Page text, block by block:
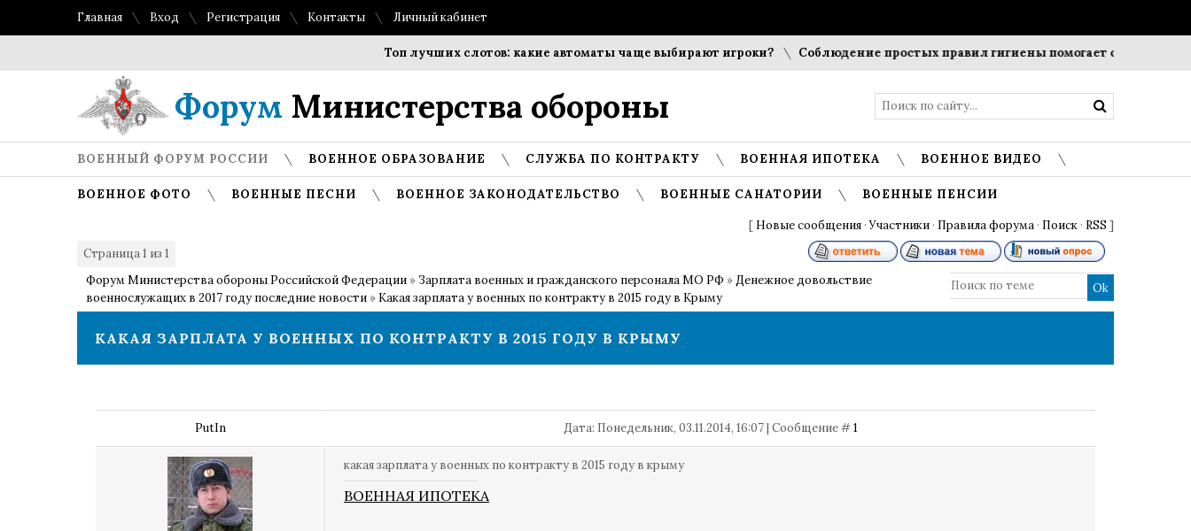
Главная Вход Регистрация Контакты Личный кабинет
Топ лучших слотов: какие автоматы чаще выбирают игроки? Соблюдение простых правил гигиены помогает сохранить
Форум Министерства обороны
ВОЕННЫЙ ФОРУМ РОССИИ ВОЕННОЕ ОБРАЗОВАНИЕ СЛУЖБА ПО КОНТРАКТУ ВОЕННАЯ ИПОТЕКА ВОЕННОЕ ВИДЕО
ВОЕННОЕ ФОТО ВОЕННЫЕ ПЕСНИ ВОЕННОЕ ЗАКОНОДАТЕЛЬСТВО ВОЕННЫЕ САНАТОРИИ ВОЕННЫЕ ПЕНСИИ
[ Новые сообщения ·Участники · Правила форума · Поиск · RSS ]
Страница1 из 1
Форум Министерства обороны Российской Федерации » Зарплата военных и гражданского персонала МО РФ »Денежное довольствие
военнослужащих в 2017 году последние новости » Какая зарплата у военных по контракту в 2015 году в Крыму
КАКАЯ ЗАРПЛАТА У ВОЕННЫХ ПО КОНТРАКТУ В 2015 ГОДУ В КРЫМУ
PutIn Дата: Понедельник, 03.11.2014, 16:07 | Сообщение #1
какая зарплата у военных по контракту в 2015 году в крыму
ВОЕННАЯ ИПОТЕКА